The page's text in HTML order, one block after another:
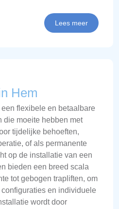
Lees meer
Hem
flexibele en betaalbare
die moeite hebben met
tijdelijke behoeften,
of als permanente
op de installatie van een
bieden een breed scala
tot gebogen trapliften, om
en individuele
wordt door